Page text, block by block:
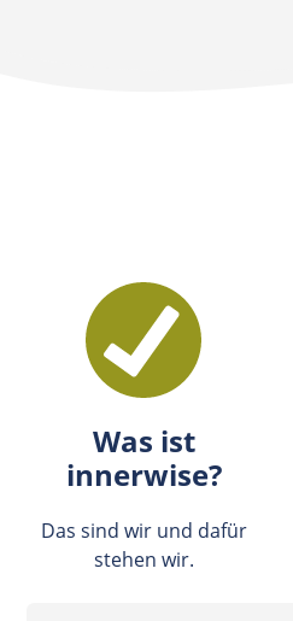
Was ist
innerwise?
Das sind wir und dafür
stehen wir.